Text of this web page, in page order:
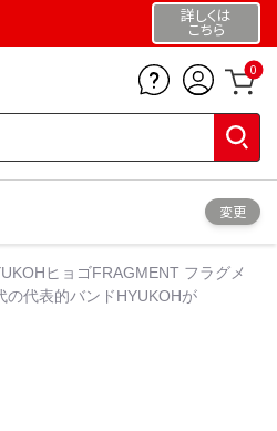
詳しくは
こちら
0
変更
ヒョゴFRAGMENT フラグメ
の代表的バンドHYUKOHが